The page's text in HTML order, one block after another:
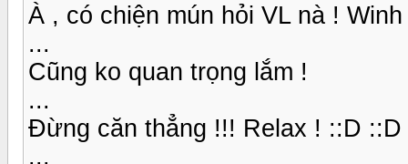
À , có chiện mún hỏi VL nà !
...
Cũng ko quan trọng lắm !
...
Đừng căn thẳng !!! Relax ! ::D ::D
...